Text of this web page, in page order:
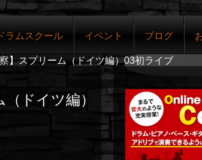
ラムスクール イベント ブログ
】スプリーム（ドイツ編）03初ライブ
ドイツ編）